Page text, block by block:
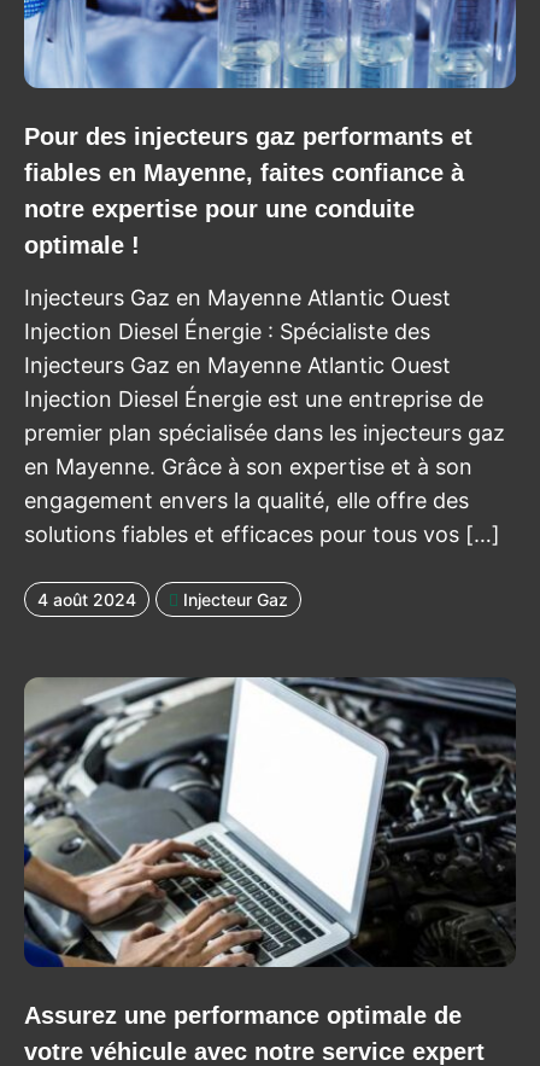
Pour des injecteurs gaz performants et
fiables en Mayenne, faites confiance à
notre expertise pour une conduite
optimale !
Injecteurs Gaz en Mayenne Atlantic Ouest
Injection Diesel Énergie : Spécialiste des
Injecteurs Gaz en Mayenne Atlantic Ouest
Injection Diesel Énergie est une entreprise de
premier plan spécialisée dans les injecteurs gaz
en Mayenne. Grâce à son expertise et à son
engagement envers la qualité, elle offre des
solutions fiables et efficaces pour tous vos […]
4 août 2024 Injecteur Gaz
Assurez une performance optimale de
votre véhicule avec notre service expert